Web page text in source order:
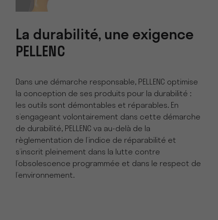
La durabilité, une exigence
PELLENC
Dans une démarche responsable, PELLENC optimise
la conception de ses produits pour la durabilité :
les outils sont démontables et réparables. En
s’engageant volontairement dans cette démarche
de durabilité, PELLENC va au-delà de la
règlementation de l’indice de réparabilité et
s’inscrit pleinement dans la lutte contre
l’obsolescence programmée et dans le respect de
l’environnement.